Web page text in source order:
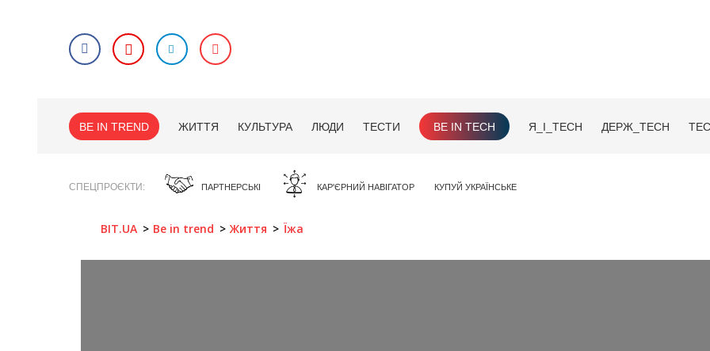
BE IN TREND ЖИТТЯ КУЛЬТУРА ЛЮДИ ТЕСТИ BE IN TECH Я_І_TECH ДЕРЖ_TECH
СПЕЦПРОЄКТИ ПАРТНЕРСЬКІ КАР'ЄРНИЙ НАВІГАТОР КУПУЙ УКРАЇНСЬКЕ
BIT.UA Be in trend Життя Їжа